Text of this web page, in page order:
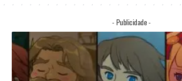
- Publicidade -